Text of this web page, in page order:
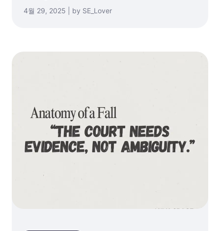
4월 29, 2025 | by SE_Lover